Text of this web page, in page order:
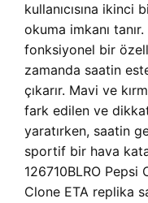
kullanıcısına
okuma imkanı
fonksiyonel bir
zamanda saatin
çıkarır. Mavi ve
fark edilen ve
yaratırken, saatin
sportif bir hava
126710BLRO
Clone ETA replika